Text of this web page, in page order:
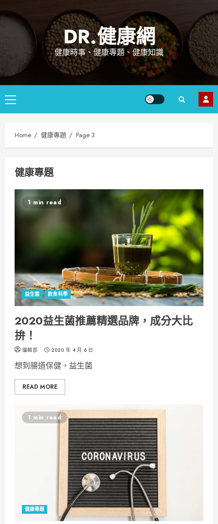
to
content
DR.健康網
健康時事、健康專題、健康知識
Primary
Menu
Home 健康專題 Page 3
健康專題
1 min read
益生菌 飲食科學
2020益生菌推薦精選品牌，成分大比
拚！
編輯部 2020 年 4 月 6 日
想到腸道保健，益生菌
READ MORE
1 min read
健康專題